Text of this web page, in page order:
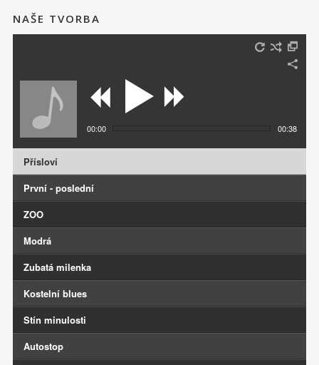
NAŠE TVORBA
00:00 00:38
Přísloví
První - poslední
ZOO
Modrá
Zubatá milenka
Kostelní blues
Stín minulosti
Autostop